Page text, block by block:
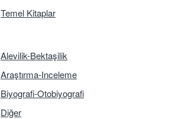
Temel Kitaplar
Alevilik-Bektaşilik
Araştırma-Inceleme
Biyografi-Otobiyografi
Diğer